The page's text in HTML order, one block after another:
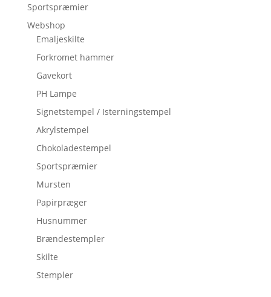
Sportspræmier
Webshop
Emaljeskilte
Forkromet hammer
Gavekort
PH Lampe
Signetstempel / Isterningstempel
Akrylstempel
Chokoladestempel
Sportspræmier
Mursten
Papirpræger
Husnummer
Brændestempler
Skilte
Stempler